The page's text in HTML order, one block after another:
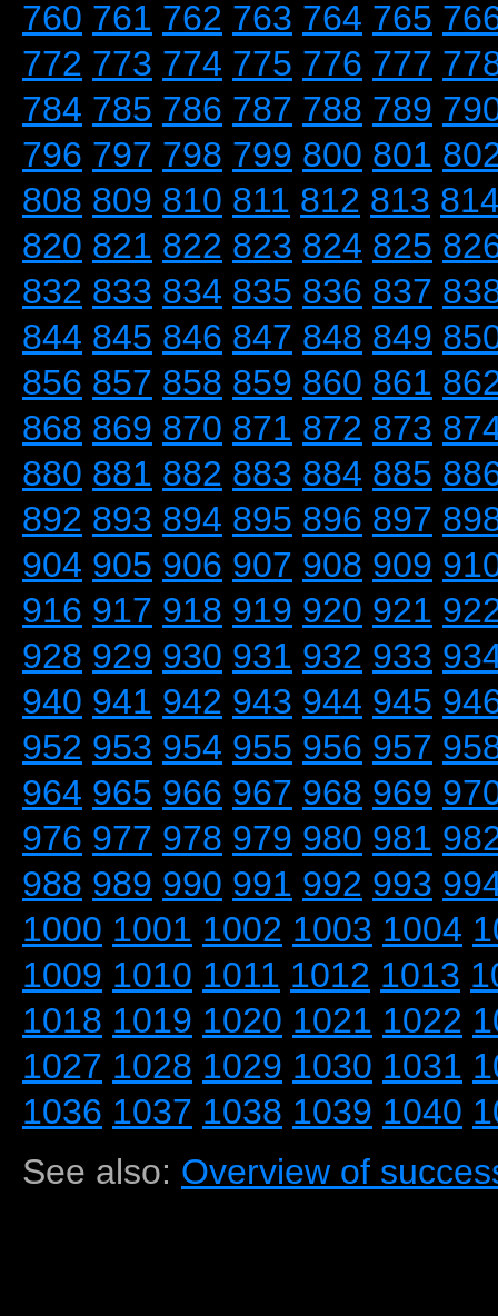
760 761 762 763 764 765
772 773 774 775 776 777
784 785 786 787 788 789
796 797 798 799 800 801
808 809 810 811 812 813
820 821 822 823 824 825
832 833 834 835 836 837
844 845 846 847 848 849
856 857 858 859 860 861
868 869 870 871 872 873
880 881 882 883 884 885
892 893 894 895 896 897
904 905 906 907 908 909
916 917 918 919 920 921
928 929 930 931 932 933
940 941 942 943 944 945
952 953 954 955 956 957
964 965 966 967 968 969
976 977 978 979 980 981
988 989 990 991 992 993
1000 1001 1002 1003 1004
1009 1010 1011 1012 1013
1018 1019 1020 1021 1022
1027 1028 1029 1030 1031
1036 1037 1038 1039 1040
See also: Overview of